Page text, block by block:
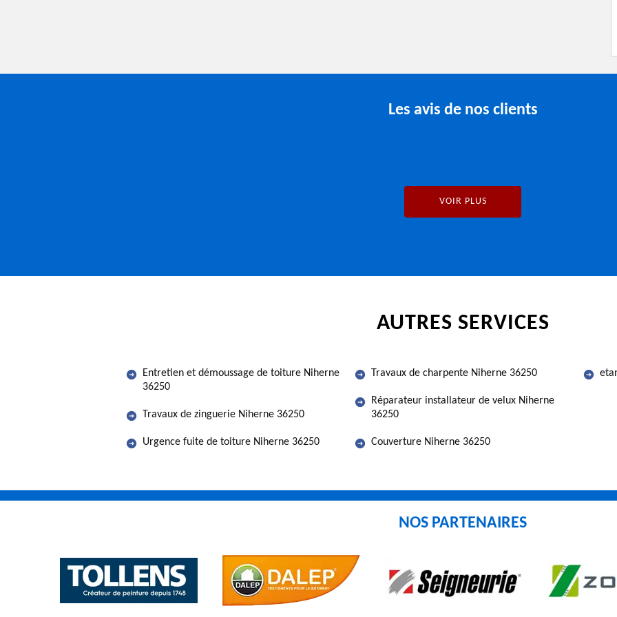
Les avis de nos clients
VOIR PLUS
AUTRES SERVICES
Entretien et démoussage de toiture Niherne
36250
Travaux de zinguerie Niherne 36250
Urgence fuite de toiture Niherne 36250
Travaux de charpente Niherne 36250
Réparateur installateur de velux Niherne
36250
Couverture Niherne 36250
NOS PARTENAIRES